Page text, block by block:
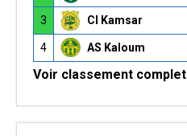
3 CI Kamsar
4 AS Kaloum
Voir classement complet